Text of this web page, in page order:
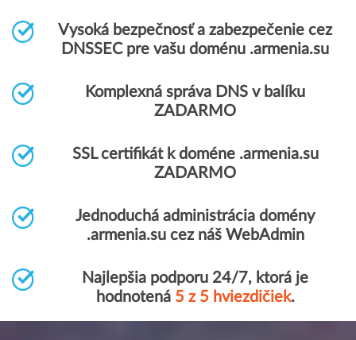
Vysoká bezpečnosť a zabezpečenie cez
DNSSEC pre vašu doménu .armenia.su
Komplexná správa DNS v balíku
ZADARMO
SSL certifikát k doméne .armenia.su
ZADARMO
Jednoduchá administrácia domény
.armenia.su cez náš WebAdmin
Najlepšia podporu 24/7, ktorá je
hodnotená 5 z 5 hviezdičiek.